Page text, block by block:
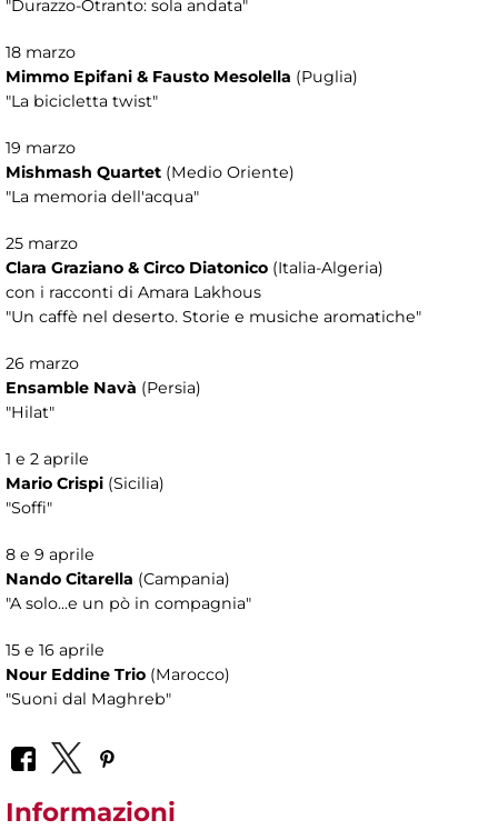
"Durazzo-Otranto: sola andata"
18 marzo
Mimmo Epifani & Fausto Mesolella (Puglia)
"La bicicletta twist"
19 marzo
Mishmash Quartet (Medio Oriente)
"La memoria dell'acqua"
25 marzo
Clara Graziano & Circo Diatonico (Italia-Algeria)
con i racconti di Amara Lakhous
"Un caffè nel deserto. Storie e musiche aromatiche"
26 marzo
Ensamble Navà (Persia)
"Hilat"
1 e 2 aprile
Mario Crispi (Sicilia)
"Soffi"
8 e 9 aprile
Nando Citarella (Campania)
"A solo...e un pò in compagnia"
15 e 16 aprile
Nour Eddine Trio (Marocco)
"Suoni dal Maghreb"
Informazioni